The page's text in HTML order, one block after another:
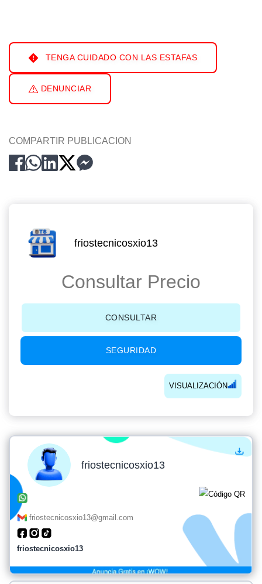
TENGA CUIDADO CON LAS ESTAFAS
DENUNCIAR
COMPARTIR PUBLICACION
friostecnicosxio13
Consultar Precio
CONSULTAR
SEGURIDAD
VISUALIZACIÓN
friostecnicosxio13
friostecnicosxio13@gmail.com
friostecnicosxio13